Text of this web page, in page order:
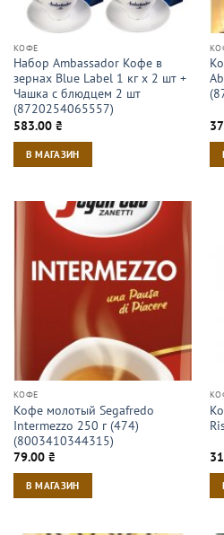
КОФЕ
Набор Ambassador Кофе в
зернах Blue Label 1 кг х 2 шт +
Чашка с блюдцем 2 шт
(8720254065557)
583.00 ₴
В МАГАЗИН
КОФЕ
Кофе молотый Segafredo
Intermezzo 250 г (474)
(8003410344315)
79.00 ₴
В МАГАЗИН